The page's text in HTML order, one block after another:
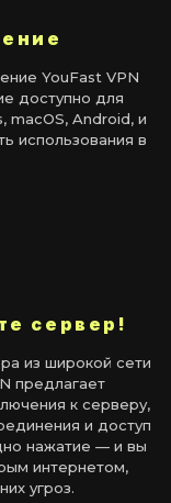
YouFast VPN
доступно для
macOS, Android, и
использования в
сервер!
из широкой сети
предлагает
к серверу,
и доступ
нажатие — и вы
интернетом,
угроз.